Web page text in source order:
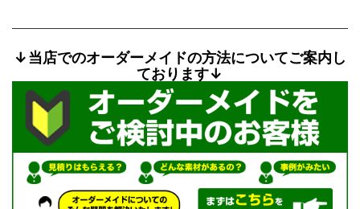
↓当店でのオーダーメイドの方法についてご案内し
ております↓